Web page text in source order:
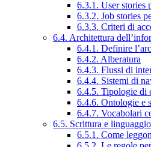
6.3.1. User stories
6.3.2. Job stories
6.3.3. Criteri di
6.4. Architettura
6.4.1. Definire
6.4.2. Alberatura
6.4.3. Flussi di
6.4.4. Sistemi di
6.4.5. Tipologie di
6.4.6. Ontologie e
6.4.7. Vocabolari
6.5. Scrittura e linguaggio
6.5.1. Come